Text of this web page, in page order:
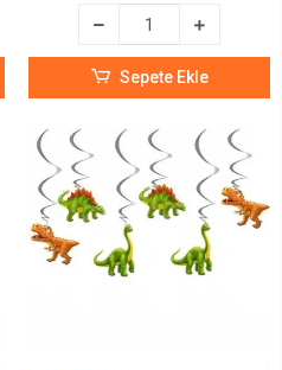
Sepete Ekle